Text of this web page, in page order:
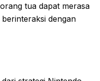
tua dapat merasa
dengan